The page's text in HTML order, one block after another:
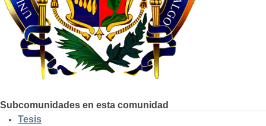
Subcomunidades en esta comunidad
Tesis